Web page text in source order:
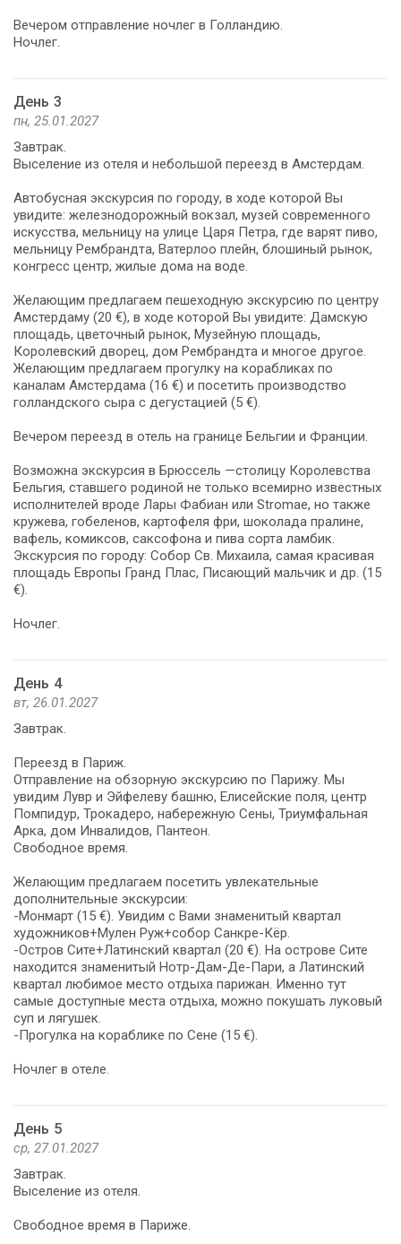
Вечером отправление ночлег в Голландию.
Ночлег.
День 3
пн, 25.01.2027
Завтрак.
Выселение из отеля и небольшой переезд в Амстердам.
Автобусная экскурсия по городу, в ходе которой Вы
увидите: железнодорожный вокзал, музей современного
искусства, мельницу на улице Царя Петра, где варят пиво,
мельницу Рембрандта, Ватерлоо плейн, блошиный рынок,
конгресс центр, жилые дома на воде.
Желающим предлагаем пешеходную экскурсию по центру
Амстердаму (20 €), в ходе которой Вы увидите: Дамскую
площадь, цветочный рынок, Музейную площадь,
Королевский дворец, дом Рембрандта и многое другое.
Желающим предлагаем прогулку на корабликах по
каналам Амстердама (16 €) и посетить производство
голландского сыра с дегустацией (5 €).
Вечером переезд в отель на границе Бельгии и Франции.
Возможна экскурсия в Брюссель —столицу Королевства
Бельгия, ставшего родиной не только всемирно известных
исполнителей вроде Лары Фабиан или Stromae, но также
кружева, гобеленов, картофеля фри, шоколада пралине,
вафель, комиксов, саксофона и пива сорта ламбик.
Экскурсия по городу: Собор Св. Михаила, самая красивая
площадь Европы Гранд Плас, Писающий мальчик и др. (15
€).
Ночлег.
День 4
вт, 26.01.2027
Завтрак.
Переезд в Париж.
Отправление на обзорную экскурсию по Парижу. Мы
увидим Лувр и Эйфелеву башню, Елисейские поля, центр
Помпидур, Трокадеро, набережную Сены, Триумфальная
Арка, дом Инвалидов, Пантеон.
Свободное время.
Желающим предлагаем посетить увлекательные
дополнительные экскурсии:
-Монмарт (15 €). Увидим с Вами знаменитый квартал
художников+Мулен Руж+собор Санкре-Кёр.
-Остров Сите+Латинский квартал (20 €). На острове Сите
находится знаменитый Нотр-Дам-Де-Пари, а Латинский
квартал любимое место отдыха парижан. Именно тут
самые доступные места отдыха, можно покушать луковый
суп и лягушек.
-Прогулка на кораблике по Сене (15 €).
Ночлег в отеле.
День 5
ср, 27.01.2027
Завтрак.
Выселение из отеля.
Свободное время в Париже.